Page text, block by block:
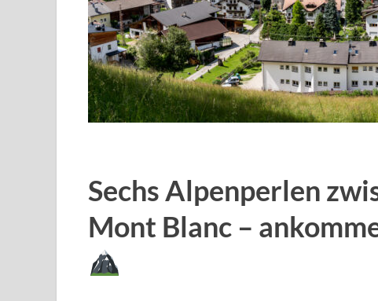
Sechs Alpenperlen
Mont Blanc –